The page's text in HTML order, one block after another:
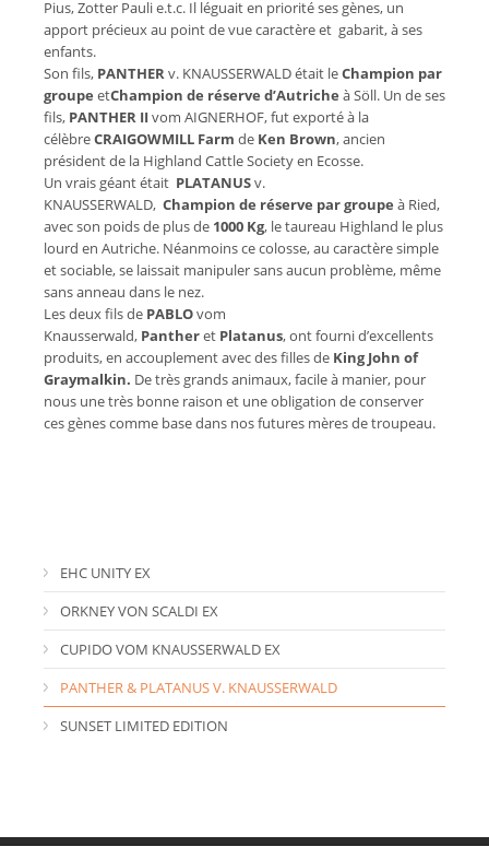
Pius, Zotter Pauli e.t.c. Il léguait en priorité ses gènes, un
apport précieux au point de vue caractère et gabarit, à ses
enfants.
Son fils, PANTHERv. KNAUSSERWALD était leChampion par
groupe etChampion de réserve d’Autriche à Söll. Un de ses
fils, PANTHER IIvom AIGNERHOF, fut exporté à la
célèbreCRAIGOWMILL Farm de Ken Brown, ancien
président de la Highland Cattle Society en Ecosse.
Un vrais géant était PLATANUSv.
KNAUSSERWALD, Champion de réserve pargroupe à Ried,
avec son poids de plus de 1000 Kg, le taureau Highland le plus
lourd en Autriche. Néanmoins ce colosse, au caractère simple
et sociable, se laissait manipuler sans aucun problème, même
sans anneau dans le nez.
Les deux fils de PABLOvom
Knausserwald, Pantheret Platanus, ont fourni d’excellents
produits, en accouplement avec des filles de King John of
Graymalkin. De très grands animaux, facile à manier, pour
nous une très bonne raison et une obligation de conserver
ces gènes comme base dans nos futures mères de troupeau.
EHC UNITY EX
ORKNEY VON SCALDI EX
CUPIDO VOM KNAUSSERWALD EX
PANTHER & PLATANUS V. KNAUSSERWALD
SUNSET LIMITED EDITION